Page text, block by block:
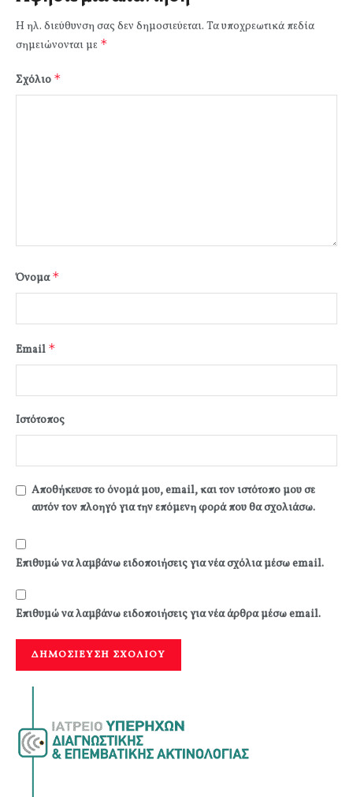
Η ηλ. διεύθυνση σας δεν δημοσιεύεται. Τα υποχρεωτικά πεδία
σημειώνονται με *
Σχόλιο *
Όνομα*
Email *
Ιστότοπος
Αποθήκευσε το όνομά μου, email, και τον ιστότοπο μου σε
αυτόν τον πλοηγό για την επόμενη φορά που θα σχολιάσω.
Επιθυμώ να λαμβάνω ειδοποιήσεις για νέα σχόλια μέσω email.
Επιθυμώ να λαμβάνω ειδοποιήσεις για νέα άρθρα μέσω email.